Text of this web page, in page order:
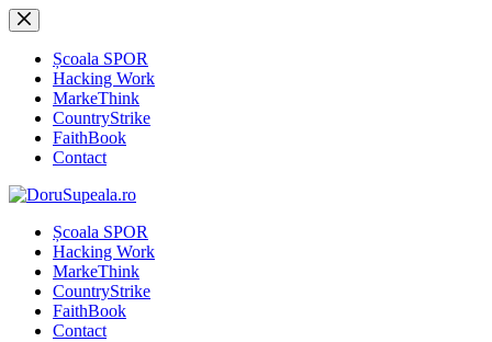
Sari
la
conținutȘcoala SPOR
Hacking Work
MarkeThink
CountryStrike
FaithBook
Contact
Școala SPOR
Hacking Work
MarkeThink
CountryStrike
FaithBook
Contact